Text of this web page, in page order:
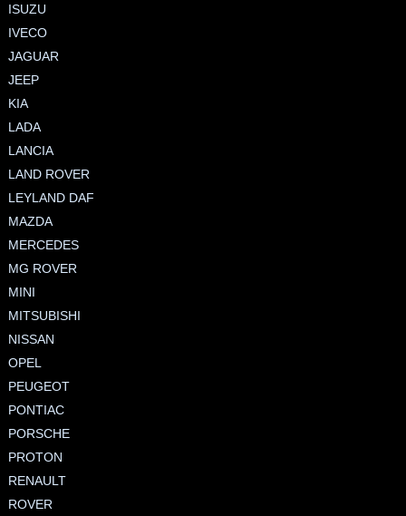
ISUZU
IVECO
JAGUAR
JEEP
KIA
LADA
LANCIA
LAND ROVER
LEYLAND DAF
MAZDA
MERCEDES
MG ROVER
MINI
MITSUBISHI
NISSAN
OPEL
PEUGEOT
PONTIAC
PORSCHE
PROTON
RENAULT
ROVER